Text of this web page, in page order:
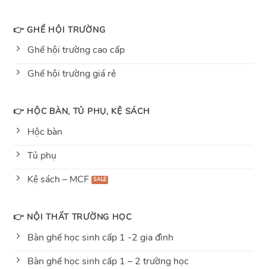
👉 GHẾ HỘI TRƯỜNG
Ghế hội trường cao cấp
Ghế hội trường giá rẻ
👉 HỘC BÀN, TỦ PHỤ, KỆ SÁCH
Hộc bàn
Tủ phụ
Kệ sách – MCF
👉 NỘI THẤT TRƯỜNG HỌC
Bàn ghế học sinh cấp 1 -2 gia đình
Bàn ghế học sinh cấp 1 – 2 trường học